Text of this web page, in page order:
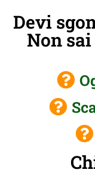
Devi
Non